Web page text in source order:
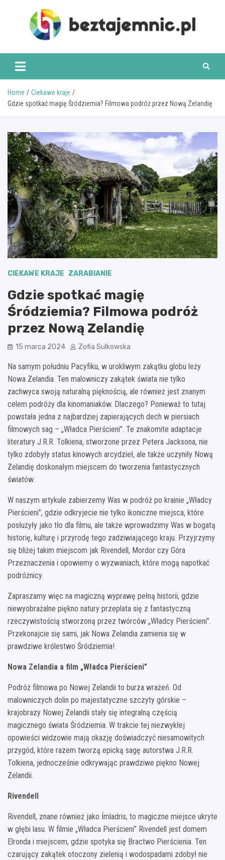
beztajemnic.pl
Home
Ciekawe kraje
Gdzie spotkać magię Śródziemia? Filmowa podróż przez Nową Zelandię
CIEKAWE KRAJE ZARABIANIE
Gdzie spotkać magię
Śródziemia? Filmowa podróż
przez Nową Zelandię
15 marca 2024 Zofia Sulkowska
Na samym południu Pacyfiku, w urokliwym zakątku globu leży
Nowa Zelandia. Ten malowniczy zakątek świata nie tylko
zachwyca swoją naturalną pięknością, ale również jest znanym
celem podróży dla kinomaniaków. Dlaczego? Ponieważ to tutaj
powstała jedna z najbardziej zapierających dech w piersiach
filmowych sag – „Władca Pierścieni”. Te znakomite adaptacje
literatury J.R.R. Tolkiena, stworzone przez Petera Jacksona, nie
tylko zdobyły status kinowych arcydzieł, ale także uczyniły Nową
Zelandię doskonałym miejscem do tworzenia fantastycznych
światów.
W naszym artykule zabierzemy Was w podróż po krainie „Władcy
Pierścieni”, gdzie odkryjecie nie tylko ikoniczne miejsca, które
posłużyły jako tło dla filmu, ale także wprowadzimy Was w bogatą
historię, kulturę i przyrodę tego zadziwiającego kraju. Przyjrzymy
się bliżej takim miejscom jak Rivendell, Mordor czy Góra
Przeznaczenia i opowiemy o wyzwaniach, które mogą napotkać
podróżnicy.
Zapraszamy więc na magiczną wyprawę pełną historii, gdzie
niewyobrażalne piękno natury przeplata się z fantastyczną
rzeczywistością stworzoną przez twórców „Władcy Pierścieni”.
Przekonajcie się sami, jak Nowa Zelandia zamienia się w
prawdziwe królestwo Śródziemia!
Nowa Zelandia a film „Władca Pierścieni”
Podróż filmowa po Nowej Zelandii to burza wrażeń. Od
malowniczych dolin po majestatyczne szczyty górskie –
krajobrazy Nowej Zelandii stały się integralną częścią
magicznego świata Śródziemia. W trakcie tej niezwykłej
opowieści widzowie mają okazję doświadczyć niesamowitych
przygód, które razem tworzą epicką sagę autorstwa J.R.R.
Tolkiena, jednocześnie odkrywając prawdziwe piękno Nowej
Zelandii.
Rivendell
Rivendell, znane również jako Ímladris, to magiczne miejsce ukryte
w głębi lasu. W filmie „Władca Pierścieni” Rivendell jest domem
Elronda i miejscem, gdzie spotyka się Bractwo Pierścienia. Ten
czarujący zakątek otoczony zielenią i wodospadami zdobył nie